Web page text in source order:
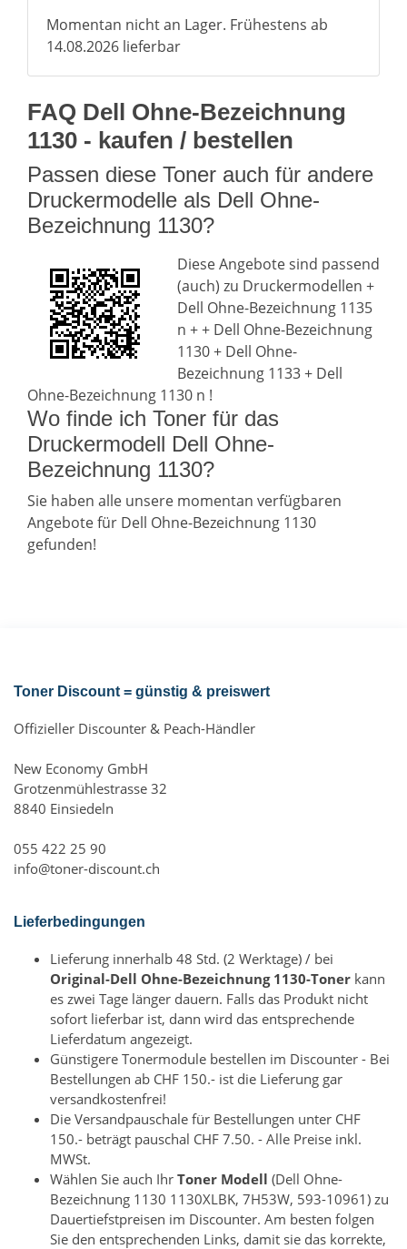
Momentan nicht an Lager. Frühestens ab
14.08.2026 lieferbar
FAQ Dell Ohne-Bezeichnung
1130 - kaufen / bestellen
Passen diese Toner auch für andere
Druckermodelle als Dell Ohne-
Bezeichnung 1130?
Diese Angebote sind passend
(auch) zu Druckermodellen +
Dell Ohne-Bezeichnung 1135
n + + Dell Ohne-Bezeichnung
1130 + Dell Ohne-
Bezeichnung 1133 + Dell
Ohne-Bezeichnung 1130 n !
Wo finde ich Toner für das
Druckermodell Dell Ohne-
Bezeichnung 1130?
Sie haben alle unsere momentan verfügbaren
Angebote für Dell Ohne-Bezeichnung 1130
gefunden!
Toner Discount = günstig & preiswert
Offizieller Discounter & Peach-Händler
New Economy GmbH
Grotzenmühlestrasse 32
8840 Einsiedeln
055 422 25 90
info@toner-discount.ch
Lieferbedingungen
Lieferung innerhalb 48 Std. (2 Werktage) / bei
Original-Dell Ohne-Bezeichnung 1130-Toner kann
es zwei Tage länger dauern. Falls das Produkt nicht
sofort lieferbar ist, dann wird das entsprechende
Lieferdatum angezeigt.
Günstigere Tonermodule bestellen im Discounter - Bei
Bestellungen ab CHF 150.- ist die Lieferung gar
versandkostenfrei!
Die Versandpauschale für Bestellungen unter CHF
150.- beträgt pauschal CHF 7.50. - Alle Preise inkl.
MWSt.
Wählen Sie auch Ihr Toner Modell (Dell Ohne-
Bezeichnung 1130 1130XLBK, 7H53W, 593-10961) zu
Dauertiefstpreisen im Discounter. Am besten folgen
Sie den entsprechenden Links, damit sie das korrekte,